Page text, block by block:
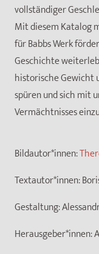
vollständiger
Mit diesem Katalog
für Babbs Werk
Geschichte
historische Gewicht
spüren und sich mit
Vermächtnisses
Bildautor*innen:
Textautor*innen:
Gestaltung:
Herausgeber*innen: